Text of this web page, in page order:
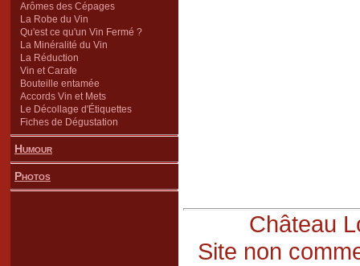
Arômes des Cépages
La Robe du Vin
Qu'est ce qu'un Vin Fermé ?
La Minéralité du Vin
La Réduction
Vin et Carafe
Bouteille entamée
Accords Vin et Mets
Le Décollage d'Étiquettes
Fiches de Dégustation
Humour
Photos
Château
Site non